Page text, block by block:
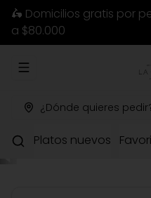
🛵 Domicilios gratis por
a $80.000
Abrir menu de
¿Dónde quieres
Platos nuevos